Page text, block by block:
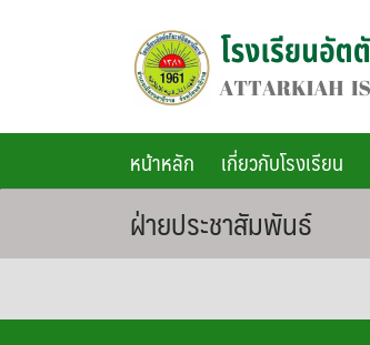
หน้าหลัก เกี่ยวกับโรงเรียน
ฝ่ายประชาสัมพันธ์